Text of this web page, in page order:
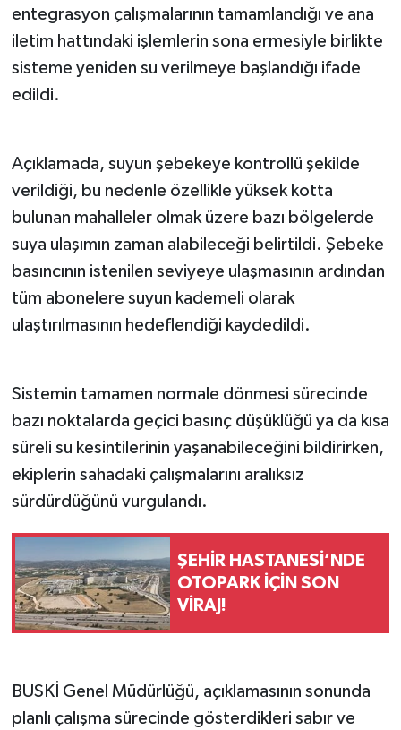
entegrasyon çalışmalarının tamamlandığı ve ana
iletim hattındaki işlemlerin sona ermesiyle birlikte
sisteme yeniden su verilmeye başlandığı ifade
edildi.
Açıklamada, suyun şebekeye kontrollü şekilde
verildiği, bu nedenle özellikle yüksek kotta
bulunan mahalleler olmak üzere bazı bölgelerde
suya ulaşımın zaman alabileceği belirtildi. Şebeke
basıncının istenilen seviyeye ulaşmasının ardından
tüm abonelere suyun kademeli olarak
ulaştırılmasının hedeflendiği kaydedildi.
Sistemin tamamen normale dönmesi sürecinde
bazı noktalarda geçici basınç düşüklüğü ya da kısa
süreli su kesintilerinin yaşanabileceğini bildirirken,
ekiplerin sahadaki çalışmalarını aralıksız
sürdürdüğünü vurgulandı.
ŞEHİR HASTANESİ’NDE
OTOPARK İÇİN SON
VİRAJ!
BUSKİ Genel Müdürlüğü, açıklamasının sonunda
planlı çalışma sürecinde gösterdikleri sabır ve